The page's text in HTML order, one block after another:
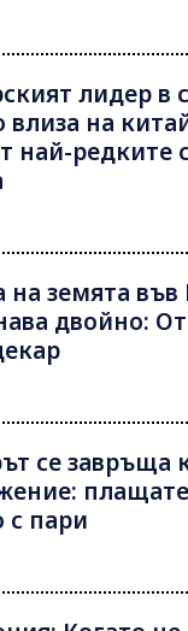
лидер в
влиза на
най-редките
на земята във
двойно:
се завръща
с пари